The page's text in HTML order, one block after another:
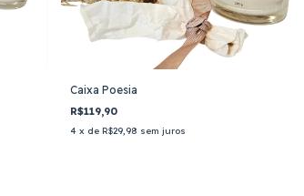
Caixa Poesia
R$119,90
4 x de R$29,98 sem juros